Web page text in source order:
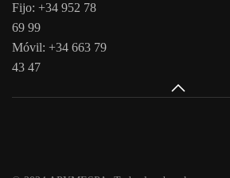
Fijo: +34 952 78
69 99
Móvil: +34 663 79
43 47